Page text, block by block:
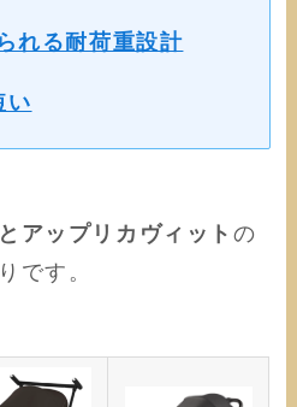
れる耐荷重設計
い
アップリカヴィットの
です。